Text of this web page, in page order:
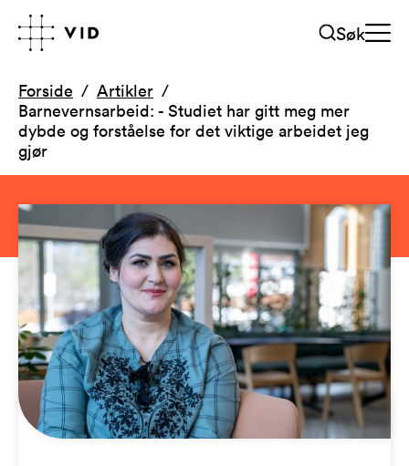
Søk
Forside
Artikler
Barnevernsarbeid: - Studiet har gitt meg mer
dybde og forståelse for det viktige arbeidet jeg
gjør